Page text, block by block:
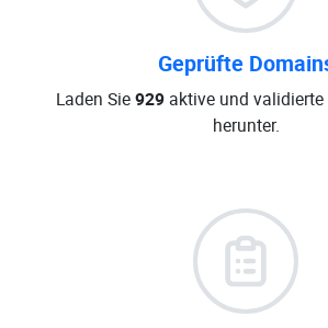
Geprüfte
Laden Sie929aktive und validierte
herunter.